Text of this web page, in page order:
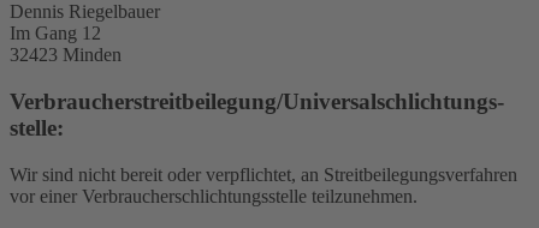
Dennis Riegelbauer
Im Gang 12
32423 Minden
Verbraucher­streit­beilegung/Universal­schlichtungs­
stelle:
Wir sind nicht bereit oder verpflichtet, an Streitbeilegungsverfahren
vor einer Verbraucherschlichtungsstelle teilzunehmen.